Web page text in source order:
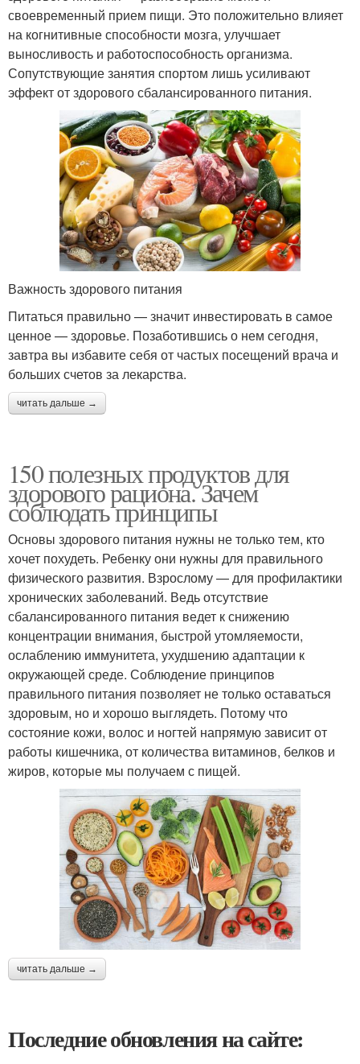
своевременный прием пищи. Это положительно влияет
на когнитивные способности мозга, улучшает
выносливость и работоспособность организма.
Сопутствующие занятия спортом лишь усиливают
эффект от здорового сбалансированного питания.
Важность здорового питания
Питаться правильно — значит инвестировать в самое
ценное — здоровье. Позаботившись о нем сегодня,
завтра вы избавите себя от частых посещений врача и
больших счетов за лекарства.
читать дальше →
150 полезных продуктов для
здорового рациона. Зачем
соблюдать принципы
Основы здорового питания нужны не только тем, кто
хочет похудеть. Ребенку они нужны для правильного
физического развития. Взрослому — для профилактики
хронических заболеваний. Ведь отсутствие
сбалансированного питания ведет к снижению
концентрации внимания, быстрой утомляемости,
ослаблению иммунитета, ухудшению адаптации к
окружающей среде. Соблюдение принципов
правильного питания позволяет не только оставаться
здоровым, но и хорошо выглядеть. Потому что
состояние кожи, волос и ногтей напрямую зависит от
работы кишечника, от количества витаминов, белков и
жиров, которые мы получаем с пищей.
читать дальше →
Последние обновления на сайте: